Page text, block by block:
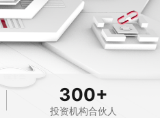
300+
投资机构合伙人